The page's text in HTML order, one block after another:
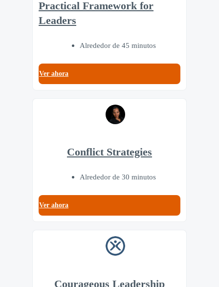
Practical Framework for
Leaders
Alrededor de 45 minutos
Ver ahora
Conflict Strategies
Alrededor de 30 minutos
Ver ahora
Courageous Leadership